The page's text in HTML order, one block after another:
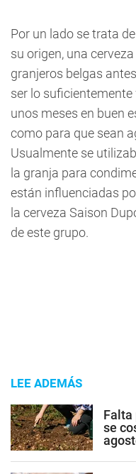
Por un lado se trata de
su origen, una
granjeros belgas
ser lo
unos meses en buen
como para que sean
Usualmente se
la granja para
están influenciadas
la cerveza Saison
de este grupo.
LEE ADEMÁS
Falta
se